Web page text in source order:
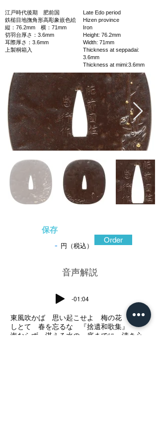
江戸時代後期 肥前国
鉄槌目地撫角形高彫象嵌色絵
縦：76.2mm 横：71mm
切羽台厚さ：3.6mm
耳際厚さ：3.6mm
上製桐箱入
Late Edo period
Hizen province
Iron
Height: 76.2mm
Width: 71mm
Thickness at seppadai:
3.6mm
Thickness at mimi:3.6mm
保存
- 円（税込）
Order
​音声解説
-01:04
東風吹かば 思い起こせよ 梅の花 主な
しとて 春を忘るな 『捨遺和歌集』
海ならず 湛える水の 底までに 清き心